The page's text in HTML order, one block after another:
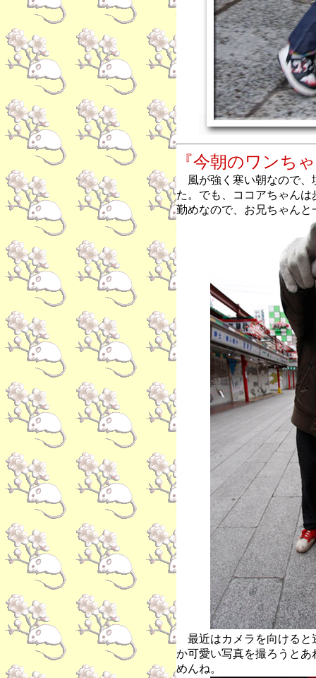
『今朝のワンち
風が強く寒い朝なので、
た。でも、ココアちゃん
勤めなので、お兄ちゃんと
最近はカメラを向けると
か可愛い写真を撮ろうと
めんね。